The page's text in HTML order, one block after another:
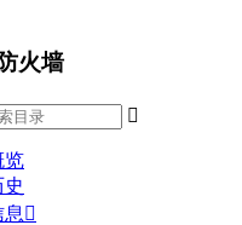
火墙

览
